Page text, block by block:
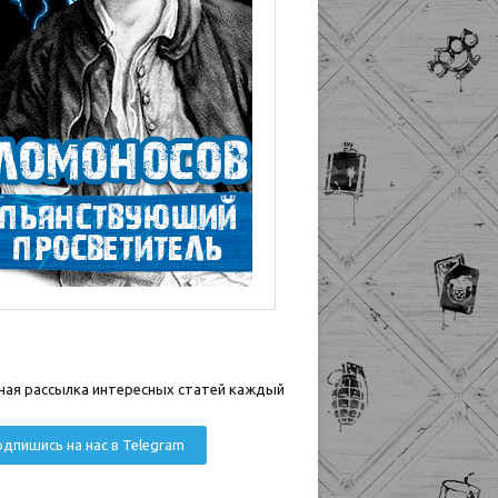
рассылка интересных статей каждый
на нас в Telegram